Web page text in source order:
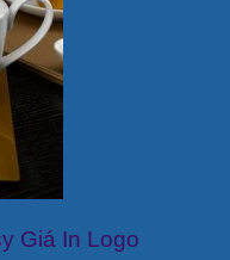
Giá In Logo